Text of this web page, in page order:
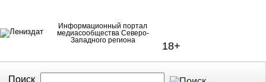
Информационный портал
медиасообщества Северо-
Западного региона
18+
Поиск